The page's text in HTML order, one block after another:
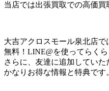
当店では出張買取での高価買
大吉アクロスモール泉北店
無料！LINE@を使ってらく
さらに、友達に追加していた
かなりお得な情報と特典で